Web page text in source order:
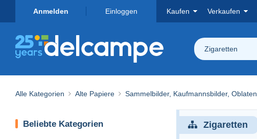
Anmelden Einloggen Kaufen Verkaufen
Zigaretten
Alle Kategorien Alte Papiere Sammelbilder, Kaufmannsbilder, Oblaten
Beliebte Kategorien Zigaretten